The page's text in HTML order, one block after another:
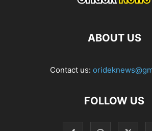
ABOUT US
Contact us:
FOLLOW US